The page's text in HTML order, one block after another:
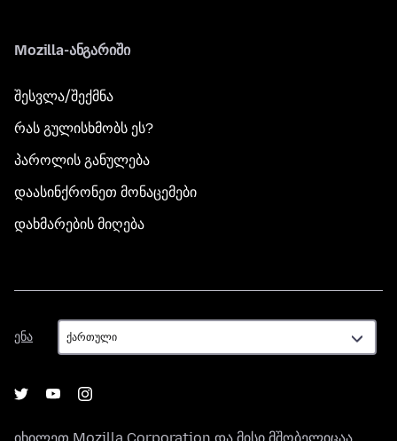
Mozilla-ანგარიში
შესვლა/შექმნა
რას გულისხმობს ეს?
პაროლის განულება
დაასინქრონეთ მონაცემები
დახმარების მიღება
ენა
ენა